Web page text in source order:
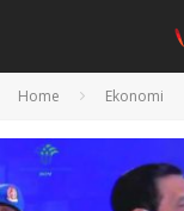
Home Ekonomi